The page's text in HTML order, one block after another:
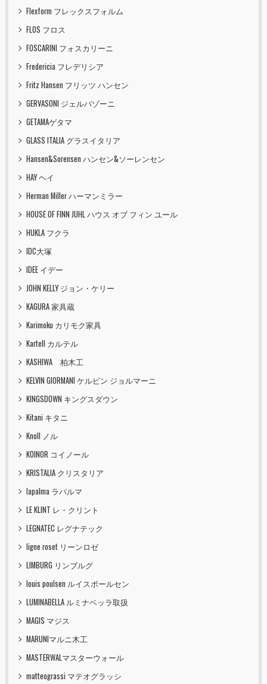
Flexform フレックスフォルム
FLOS フロス
FOSCARINI フォスカリーニ
Fredericia フレデリシア
Fritz Hansen フリッツ ハンセン
GERVASONI ジェルバゾーニ
GETAMAゲタマ
GLASS ITALIA グラスイタリア
Hansen&Sorensen ハンセン&ソーレンセン
HAY ヘイ
Herman Miller ハーマンミラー
HOUSE OF FINN JUHL ハウス オブ フィン ユール
HUKLA フクラ
IDC大塚
IDEE イデー
JOHN KELLY ジョン・ケリー
KAGURA 家具蔵
Karimoku カリモク家具
Kartell カルテル
KASHIWA 柏木工
KELVIN GIORMANI ケルビン ジョルマーニ
KINGSDOWN キングスダウン
Kitani キタニ
Knoll ノル
KOINOR コイノール
KRISTALIA クリスタリア
lapalma ラパルマ
LE KLINT レ・クリント
LEGNATEC レグナテック
ligne roset リーンロゼ
LIMBURG リンブルグ
louis poulsen ルイスポールセン
LUMINABELLA ルミナベッラ取扱
MAGIS マジス
MARUNIマルニ木工
MASTERWALマスターウォール
matteograssi マテオグラッシ